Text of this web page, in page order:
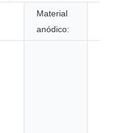
Material
anódico: